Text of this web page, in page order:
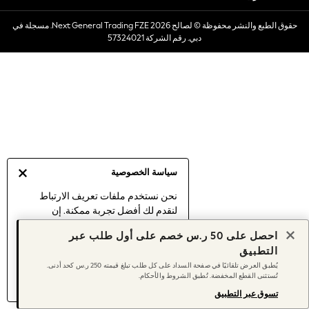
سياسة الخصوصية
نحن نستخدم ملفات تعريف الارتباط
لنقدم لك أفضل تجربة ممكنة. إن
موافقتك على استخدامنا لملفات تعريف
اكتشف المزيد عن إدارة إعدادات ملفات
تعريف الارتباط (الكوكيز).
Dresses
Occasionwear
Sets & Outfits
Sun Hats & Caps
Women's Holiday Shop
Women's Travel Styles
Dresses
Occasionwear
Linen Collection
Tops & T-Shirts
حقوق الطبع والنشر محفوظة © لصالح 2026 Next General Trading FZE. مسجلة في
دبي. رقم الشركة 57324021
احصل على 50 ر.س خصم على أول طلب عبر
التطبيق
يُطبق العرض تلقائيًا في صفحة السداد على كل طلب تبلغ قيمته 250 ر.س كحد أدنى.
تُستثنى القطع المخفضة. تُطبق الشروط والأحكام.
تسوق عبر التطبيق